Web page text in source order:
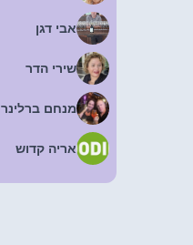
אבי דגן
שירי הדר
מנחם ברלינר
אריה קדוש